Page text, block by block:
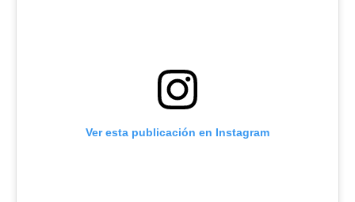
Ver esta publicación en Instagram